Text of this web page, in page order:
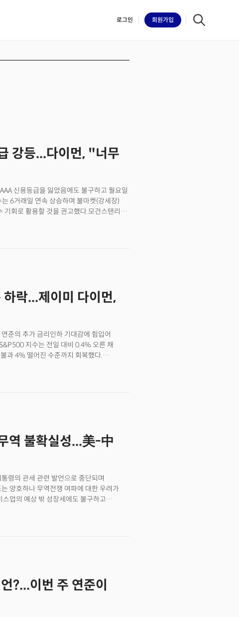
로그인 회원가입
강등...다이먼, "너무
신용등급을 잃었음에도 불구하고 월요일
6거래일 연속 상승하며 불마켓(강세장)
기회로 활용할 것을 권고했다.모건스탠리의
10년 국채 수익률이 주요 변곡점인 4.5%
로 확대될 수 있다"며 "현재 공화당
준 총재 존 윌리엄스를 포함한 두 명의
직면해 9월 이전 금리인하에 신중한
컨퍼런스에서 "6월이나 7월에 상황을
총재 라파엘 보스틱도 월요일 인터뷰에서
는 의사를 시사했다.RBC 캐피털 마켓의
지만, 폭넓은 매크로 기대의 또 다른 큰
이 펀더멘털 관점에서 약간 과열된
락...제이미 다이먼,
준의 추가 금리인하 기대감에 힘입어
지수는 전일 대비 0.4% 오른 채
과 4% 떨어진 수준까지 회복했다.
률이 하락했다. 10년 만기 국채수익률은
정화되고 있음을 시사했다. 미국
업이 다시 위축됐으며 주택건설업체
는 관세 여파로 경기침체가 여전히
젤터 사장은 블룸버그 TV 인터뷰에서
다가 현재는 50% 미만"이라고 밝혔다.
역 불확실성...美-中
령의 관세 관련 발언으로 중단되며
양호하나 무역전쟁 여파에 대한 우려가
업의 예상 밖 성장세에도 불구하고
년물 미국채 수익률은 3bp 상승한 4.34%
팔란티어의 매출 전망 역시 시장 기대에
서 연준의 정책 스탠스가 매파적으로
렉 맥브라이드는 "무역전쟁과 관세 환경의
가 견조하여 연준은 관망 자세를 유지할
?...이번 주 연준이